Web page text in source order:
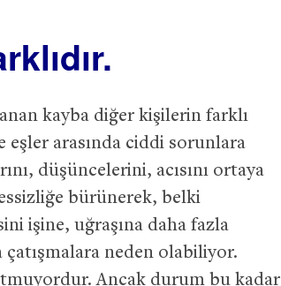
kayba diğer kişilerin farklı
arasında ciddi sorunlara
düşüncelerini, acısını ortaya
bürünerek, belki
işine, uğraşına daha fazla
çatışmalara neden olabiliyor.
Ancak durum bu kadar